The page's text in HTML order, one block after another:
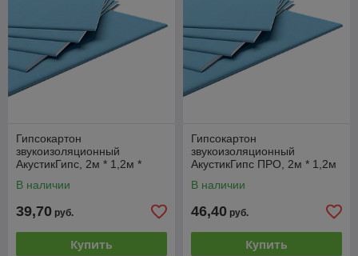
Гипсокартон
звукоизоляционный
АкустикГипс, 2м * 1,2м *
В наличии
39,70 руб.
Купить
Гипсокартон
звукоизоляционный
АкустикГипс ПРО, 2м * 1,2м
В наличии
46,40 руб.
Купить